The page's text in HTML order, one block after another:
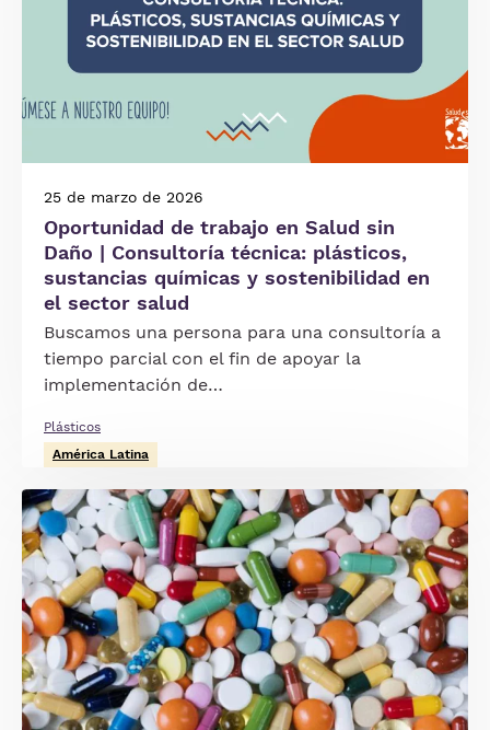
25 de marzo de 2026
Oportunidad de trabajo en Salud sin
Daño | Consultoría técnica: plásticos,
sustancias químicas y sostenibilidad en
el sector salud
Buscamos una persona para una consultoría a
tiempo parcial con el fin de apoyar la
implementación de…
Plásticos
América Latina
Imagen